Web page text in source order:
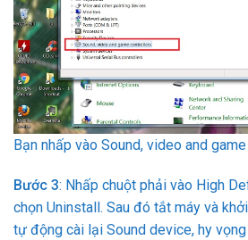
Bạn nhấp vào Sound, video and
Bước 3: Nhấp chuột phải vào High
chọn Uninstall. Sau đó tắt máy và
tự động cài lại Sound device, hy